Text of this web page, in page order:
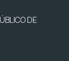
DE